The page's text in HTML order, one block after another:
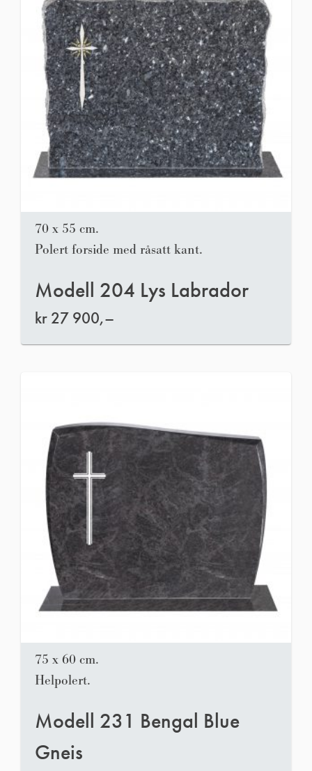
70 x 55 cm.
Polert forside med råsatt kant.
Modell 204 Lys Labrador
kr 27 900,–
75 x 60 cm.
Helpolert.
Modell 231 Bengal Blue
Gneis